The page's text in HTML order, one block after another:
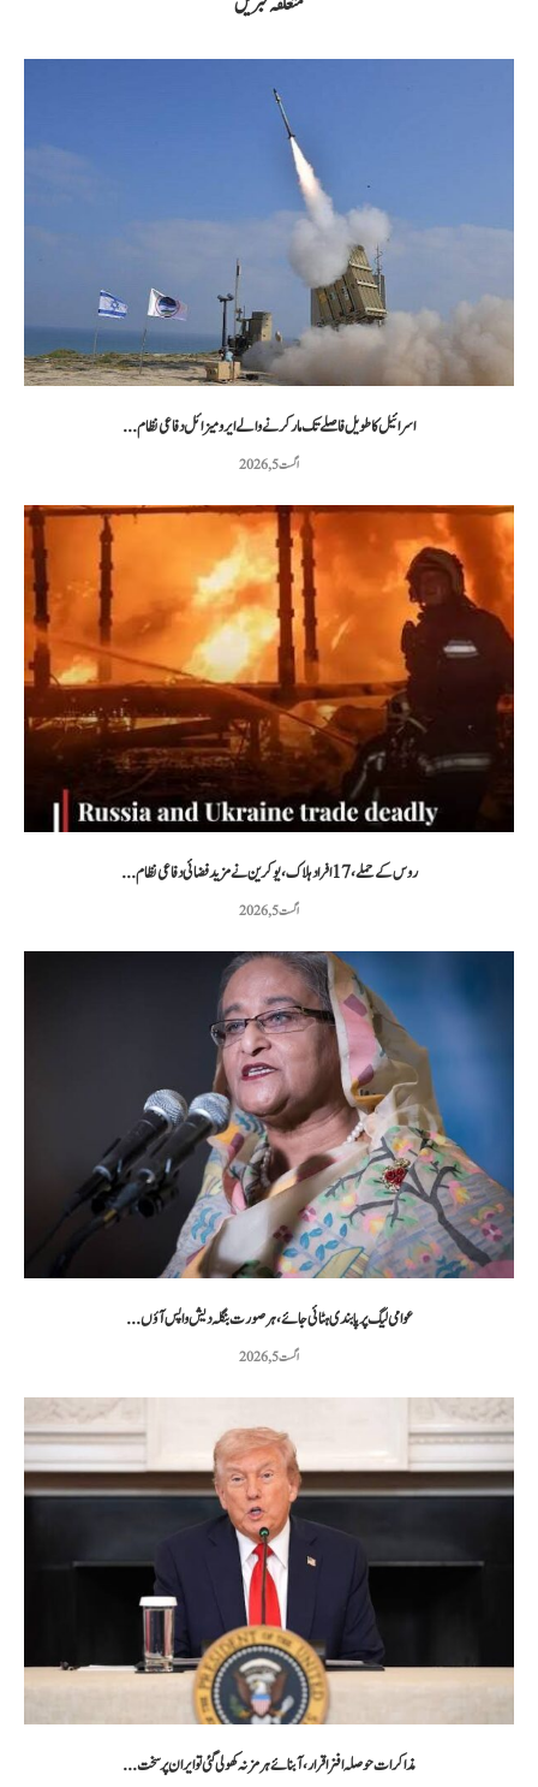
اسرائیل کا طویل فاصلے تک مار کرنے والے ایرو میزائل دفاعی نظام...
اگست 5, 2026
روس کے حملے، 17 افراد ہلاک، یوکرین نے مزید فضائی دفاعی نظام...
اگست 5, 2026
عوامی لیگ پر پابندی ہٹائی جائے، ہر صورت بنگلہ دیش واپس آؤں...
اگست 5, 2026
مذاکرات حوصلہ افزا قرار،آبنائے ہرمز نہ کھولی گئی تو ایران پر سخت...